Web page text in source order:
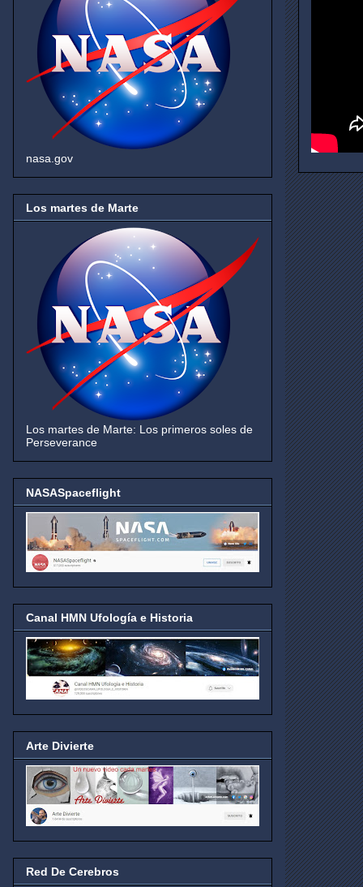
nasa.gov
Los martes de Marte
Los martes de Marte: Los primeros soles de
Perseverance
NASASpaceflight
Canal HMN Ufología e Historia
Arte Divierte
Red De Cerebros